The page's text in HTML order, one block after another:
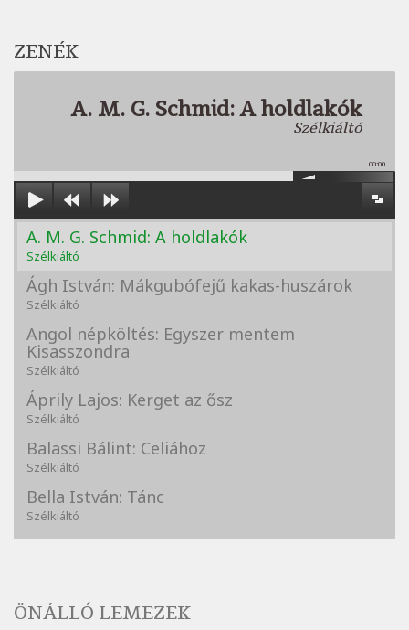
ZENÉK
A. M. G. Schmid: A holdlakók
Szélkiáltó
00:00
A. M. G. Schmid: A holdlakók
Szélkiáltó
Ágh István: Mákgubófejű kakas-huszárok
Szélkiáltó
Angol népköltés: Egyszer mentem
Kisasszondra
Szélkiáltó
Áprily Lajos: Kerget az ősz
Szélkiáltó
Balassi Bálint: Celiához
Szélkiáltó
Bella István: Tánc
Szélkiáltó
Bertók László: A kukára is fel vagy írva
Szélkiáltó
ÖNÁLLÓ LEMEZEK